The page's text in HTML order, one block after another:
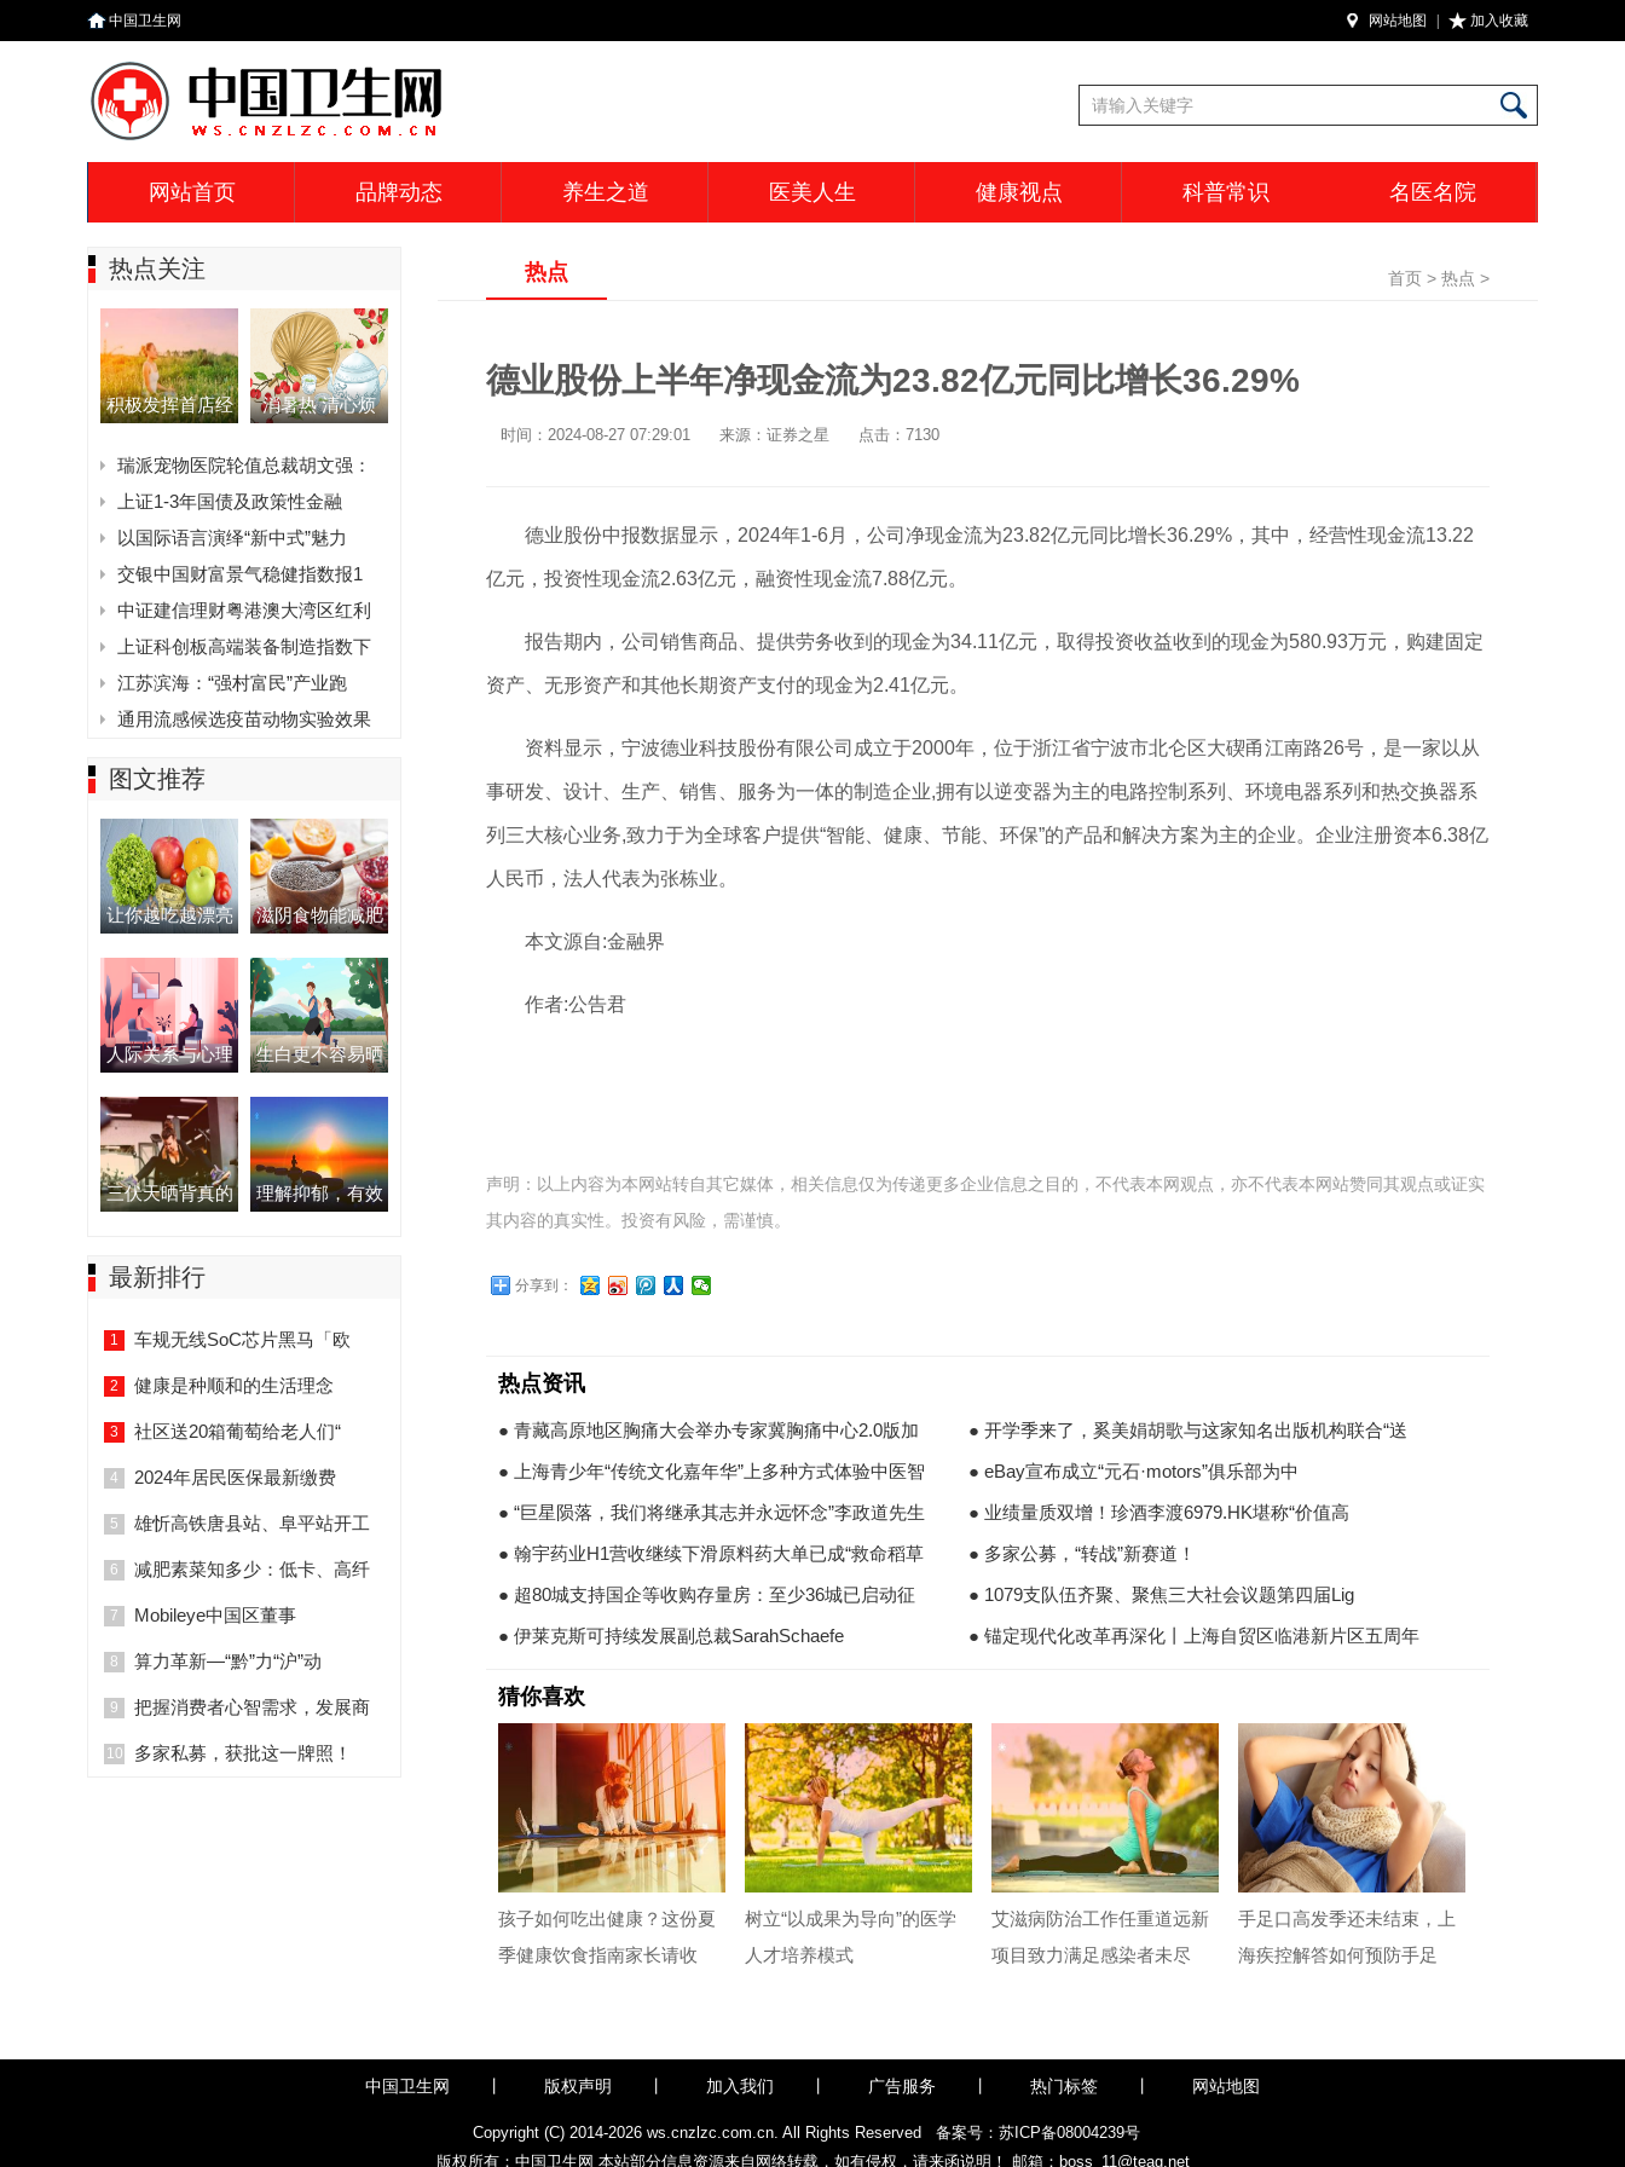
中国卫生网 网站地图 加入收藏
网站首页 品牌动态 养生之道 医美人生 健康视点 科普常识 名医名院
热点关注
积极发挥首店经 消暑热 清心烦
瑞派宠物医院轮值总裁胡文强：
上证1-3年国债及政策性金融
以国际语言演绎“新中式”魅力
交银中国财富景气稳健指数报1
中证建信理财粤港澳大湾区红利
上证科创板高端装备制造指数下
江苏滨海：“强村富民”产业跑
通用流感候选疫苗动物实验效果
图文推荐
让你越吃越漂亮 滋阴食物能减肥
人际关系与心理 生白更不容易晒
三伏天晒背真的 理解抑郁，有效
最新排行
1 车规无线SoC芯片黑马「欧
2 健康是种顺和的生活理念
3 社区送20箱葡萄给老人们“
4 2024年居民医保最新缴费
5 雄忻高铁唐县站、阜平站开工
6 减肥素菜知多少：低卡、高纤
7 Mobileye中国区董事
8 算力革新—“黔”力“沪”动
9 把握消费者心智需求，发展商
10 多家私募，获批这一牌照！
热点 首页 > 热点 >
德业股份上半年净现金流为23.82亿元同比增长36.29%
时间：2024-08-27 07:29:01 来源：证券之星 点击：7130
德业股份中报数据显示，2024年1-6月，公司净现金流为23.82亿元同比增长36.29%，其中，经营性现金流13.22
亿元，投资性现金流2.63亿元，融资性现金流7.88亿元。
报告期内，公司销售商品、提供劳务收到的现金为34.11亿元，取得投资收益收到的现金为580.93万元，购建固定
资产、无形资产和其他长期资产支付的现金为2.41亿元。
资料显示，宁波德业科技股份有限公司成立于2000年，位于浙江省宁波市北仑区大碶甬江南路26号，是一家以从
事研发、设计、生产、销售、服务为一体的制造企业,拥有以逆变器为主的电路控制系列、环境电器系列和热交换器系
列三大核心业务,致力于为全球客户提供“智能、健康、节能、环保”的产品和解决方案为主的企业。企业注册资本6.38亿
人民币，法人代表为张栋业。
本文源自:金融界
作者:公告君
声明：以上内容为本网站转自其它媒体，相关信息仅为传递更多企业信息之目的，不代表本网观点，亦不代表本网站赞同其观点或证实
其内容的真实性。投资有风险，需谨慎。
分享到：
热点资讯
● 青藏高原地区胸痛大会举办专家冀胸痛中心2.0版加
● 开学季来了，奚美娟胡歌与这家知名出版机构联合“送
● 上海青少年“传统文化嘉年华”上多种方式体验中医智
● eBay宣布成立“元石·motors”俱乐部为中
● “巨星陨落，我们将继承其志并永远怀念”李政道先生
● 业绩量质双增！珍酒李渡6979.HK堪称“价值高
● 翰宇药业H1营收继续下滑原料药大单已成“救命稻草
● 多家公募，“转战”新赛道！
● 超80城支持国企等收购存量房：至少36城已启动征
● 1079支队伍齐聚、聚焦三大社会议题第四届Lig
● 伊莱克斯可持续发展副总裁SarahSchaefe
● 锚定现代化改革再深化丨上海自贸区临港新片区五周年
猜你喜欢
孩子如何吃出健康？这份夏
季健康饮食指南家长请收
树立“以成果为导向”的医学
人才培养模式
艾滋病防治工作任重道远新
项目致力满足感染者未尽
手足口高发季还未结束，上
海疾控解答如何预防手足
中国卫生网 版权声明 加入我们 广告服务 热门标签 网站地图
Copyright (C) 2014-2026 ws.cnzlzc.com.cn. All Rights Reserved 备案号：苏ICP备08004239号
版权所有：中国卫生网 本站部分信息资源来自网络转载，如有侵权，请来函说明！ 邮箱：boss_11@teag.net